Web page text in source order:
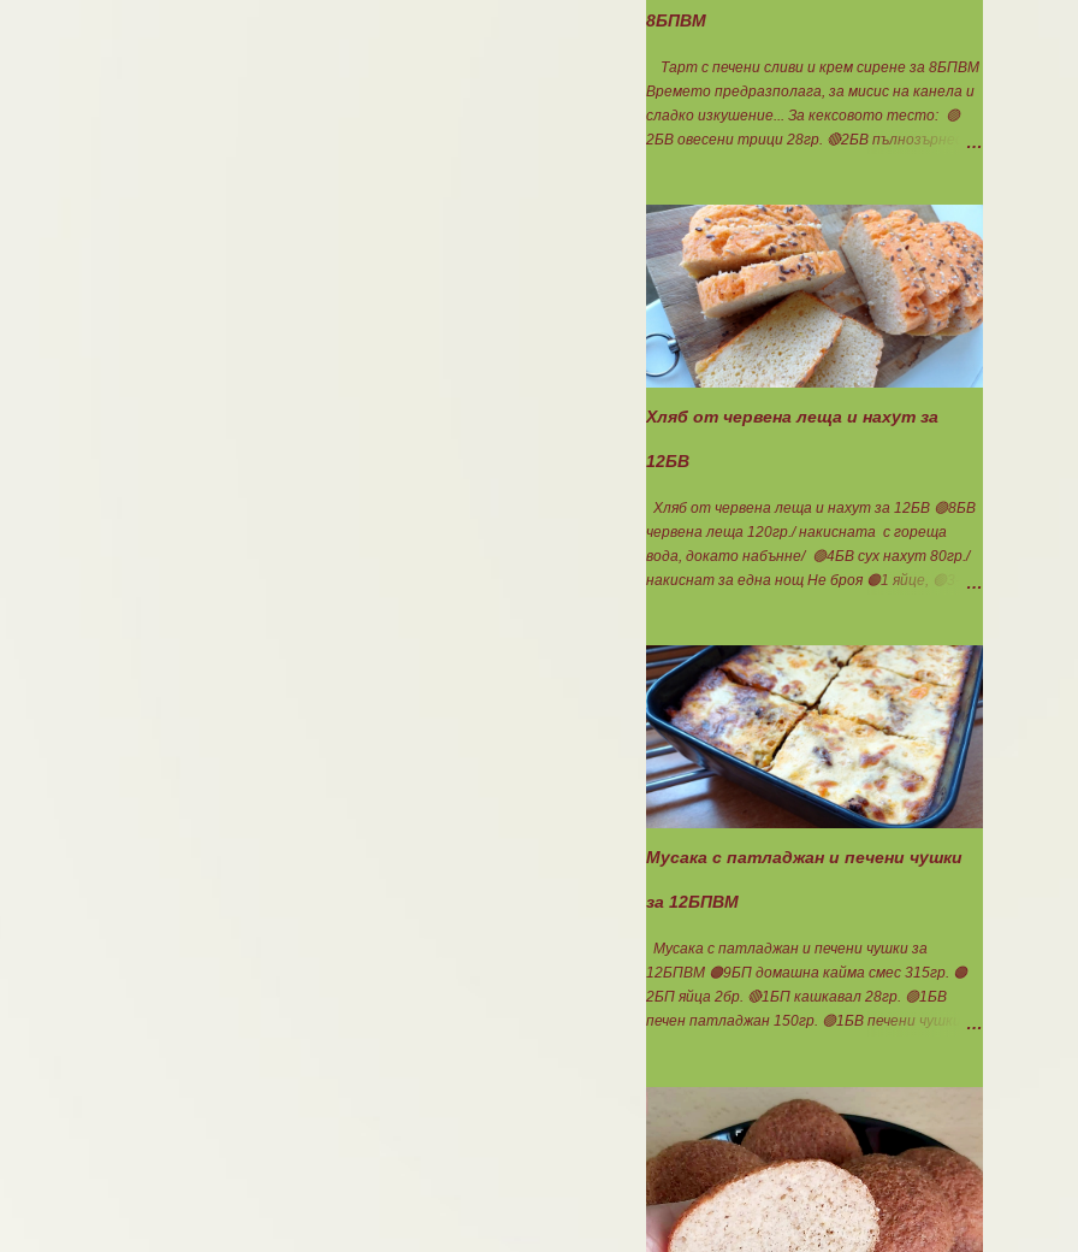
8БПВМ
Тарт с печени сливи и крем сирене за 8БПВМ
Времето предразполага, за мисис на канела и
сладко изкушение... За кексовото тесто: 🟢
2БВ овесени трици 28гр. 🔴2БВ пълнозърнесто
21гр. 🟢5БМ сусамов тахан 15гр. Ванилия
Минимално количество стевия бленд.
Бакпулвер Всичко се смесва добре и се оставя
на страна да набъбне. За чийз крема: 🟢3БП
обезмаслено крем сирене Кауфланд 200гр. + 1
равна с.л скир 🟠1БП яйце 1бр. Ванилия Не
подслаждам! За отгоре: 🟢4БВ сини сливи
360гр. Канела Мазнините са удвоени за
силиконова форма за тарт, разпределих
така: 🥧1- ви слой от кексово тесто 🥧2- ри
сливи Канелата поръсих след изпичане, за да
не е много натрапчива и в голямо количество.
Сладкиша изпекох в загрята фурна на 180
градуса , докато бялата смес стане леко
Хляб от червена леща и нахут за
12БВ
Хляб от червена леща и нахут за 12БВ 🟢8БВ
червена леща 120гр./ накисната с гореща
вода, докато набънне/ 🟢4БВ сух нахут 80гр./
накиснат за една нощ Не броя 🟠1 яйце, 🟢3-
фурна на 180градуса до готовност. Нарязва
се на 12 филийки, всяка за 1БВ. Нека да ни е
вкусно заедно! Люси
Мусака с патладжан и печени чушки
за 12БПВМ
Мусака с патладжан и печени чушки за
12БПВМ 🟠9БП домашна кайма смес 315гр. 🟠
2БП яйца 2бр. 🔴1БП кашкавал 28гр. 🟢1БВ
печен патладжан 150гр. 🟢1БВ печени чушки
кисело мляко не се брои Подправки на вкус
Мазнините се намаляват за кашкавала! Ако
ползвате много мазна кайма, може изобщо да
не добавяте мазнини... Каймата се задушава с
лука и картофите. Всичко останало с3
нарязва и добавя към сместа. Пече се до